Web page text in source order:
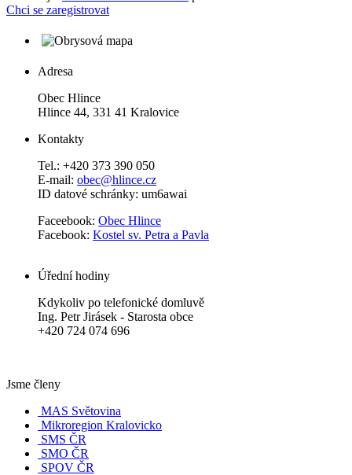
Chci se zaregistrovat
Adresa
Obec Hlince
Hlince 44, 331 41 Kralovice
Kontakty
Tel.: +420 373 390 050
E-mail: obec@hlince.cz
ID datové schránky: um6awai
Faceebook: Obec Hlince
Facebook: Kostel sv. Petra a Pavla
Úřední hodiny
Kdykoliv po telefonické domluvě
Ing. Petr Jirásek - Starosta obce
+420 724 074 696
Jsme členy
MAS Světovina
Mikroregion Kralovicko
SMS ČR
SMO ČR
SPOV ČR